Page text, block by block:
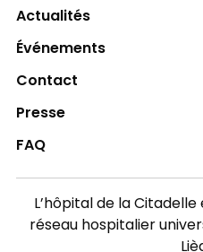
Actualités
Événements
Contact
Presse
FAQ
L’hôpital de la
réseau hospitalier